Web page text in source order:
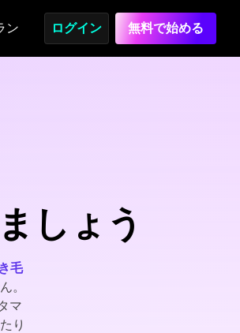
ン ログイン 無料で始める
しょう
毛
。
マ
り